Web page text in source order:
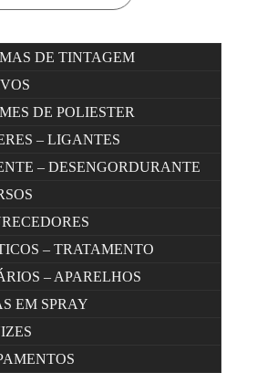
DE TINTAGEM
DE POLIESTER
– LIGANTES
– DESENGORDURANTE
– TRATAMENTO
– APARELHOS
EM SPRAY